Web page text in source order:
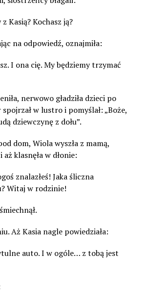
Kasią? Kochasz ją?
na odpowiedź, oznajmiła:
I ona cię. My będziemy trzymać
nerwowo gładziła dzieci po
w lustro i pomyślał: „Boże,
dziewczynę z dołu”.
dom, Wiola wyszła z mamą,
aż klasnęła w dłonie:
znalazłeś! Jaka śliczna
Witaj w rodzinie!
Aż Kasia nagle powiedziała:
auto. I w ogóle… z tobą jest